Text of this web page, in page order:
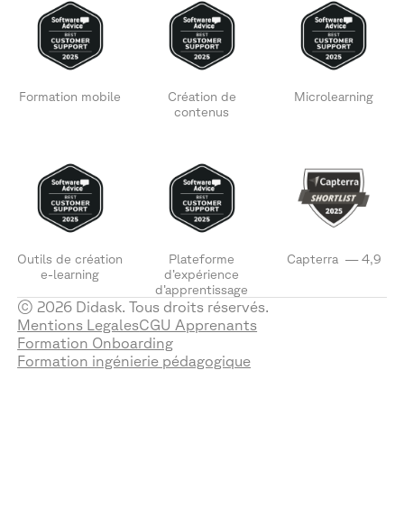
Formation mobile
Création de
contenus
Microlearning
Outils de création
e-learning
Plateforme
d’expérience
d’apprentissage
Capterra — 4,9
© 2026 Didask. Tous droits réservés.
Mentions LegalesCGU Apprenants
Formation Onboarding
Formation ingénierie pédagogique